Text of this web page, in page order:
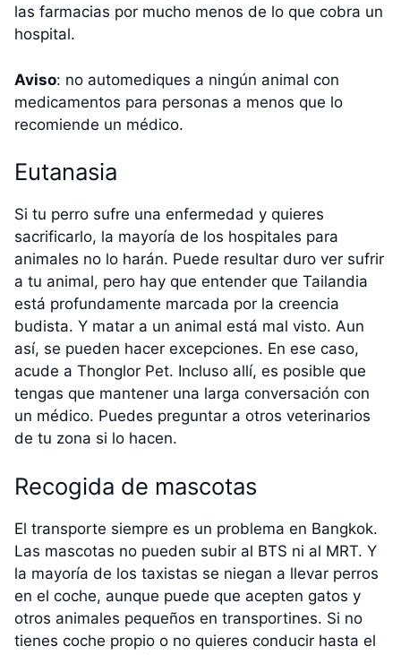
las farmacias por mucho menos de lo que cobra un
hospital.
Aviso: no automediques a ningún animal con
medicamentos para personas a menos que lo
recomiende un médico.
Eutanasia
Si tu perro sufre una enfermedad y quieres
sacrificarlo, la mayoría de los hospitales para
animales no lo harán. Puede resultar duro ver sufrir
a tu animal, pero hay que entender que Tailandia
está profundamente marcada por la creencia
budista. Y matar a un animal está mal visto. Aun
así, se pueden hacer excepciones. En ese caso,
acude a Thonglor Pet. Incluso allí, es posible que
tengas que mantener una larga conversación con
un médico. Puedes preguntar a otros veterinarios
de tu zona si lo hacen.
Recogida de mascotas
El transporte siempre es un problema en Bangkok.
Las mascotas no pueden subir al BTS ni al MRT. Y
la mayoría de los taxistas se niegan a llevar perros
en el coche, aunque puede que acepten gatos y
otros animales pequeños en transportines. Si no
tienes coche propio o no quieres conducir hasta el